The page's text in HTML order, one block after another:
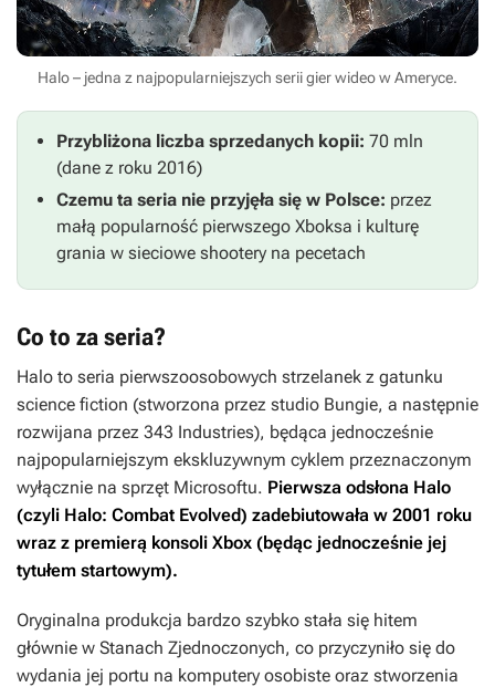
Halo – jedna z najpopularniejszych serii gier wideo w Ameryce.
Przybliżona liczba sprzedanych kopii: 70 mln
(dane z roku 2016)
Czemu ta seria nie przyjęła się w Polsce: przez
małą popularność pierwszego Xboksa i kulturę
grania w sieciowe shootery na pecetach
Co to za seria?
Halo to seria pierwszoosobowych strzelanek z gatunku
science fiction (stworzona przez studio Bungie, a następnie
rozwijana przez 343 Industries), będąca jednocześnie
najpopularniejszym ekskluzywnym cyklem przeznaczonym
wyłącznie na sprzęt Microsoftu. Pierwsza odsłona Halo
(czyli Halo: Combat Evolved) zadebiutowała w 2001 roku
wraz z premierą konsoli Xbox (będąc jednocześnie jej
tytułem startowym).
Oryginalna produkcja bardzo szybko stała się hitem
głównie w Stanach Zjednoczonych, co przyczyniło się do
wydania jej portu na komputery osobiste oraz stworzenia